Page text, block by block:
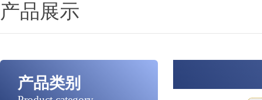
产品展示
产品类别